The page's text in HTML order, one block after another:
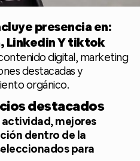
presencia en:
Linkedin Y tiktok
digital, marketing
destacadas y
orgánico.
destacados
mejores
dentro de la
para